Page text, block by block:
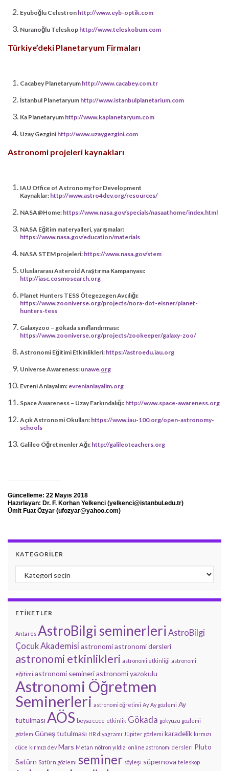
Eyüboğlu Celestron http://www.eyb-optik.com
Nuranoğlu Teleskop http://www.teleskobum.com
Türkiye’deki Planetaryum Firmaları
Cacabey Planetaryum http://www.cacabey.com.tr
İstanbul Planetaryum http://www.istanbulplanetarium.com
Ka Planetaryum http://www.kaplanetaryum.com
Uzay Gezgini http://www.uzaygezgini.com
Astronomi projeleri kaynakları
IAU Office of Astronomy for Development
Kaynaklar: http://www.astro4dev.org/resources/
NASA@Home: https://www.nasa.gov/specials/nasaathome/index.html
NASA Eğitim materyalleri, yarışmalar:
https://www.nasa.gov/education/materials
NASA STEM projeleri: https://www.nasa.gov/stem
Uluslararası Asteroid Araştırma Kampanyası:
http://iasc.cosmosearch.org
Planet Hunters TESS Ötegezegen Avcılığı:
https://www.zooniverse.org/projects/nora-dot-eisner/planet-
hunters-tess
Galaxyzoo – gökada sınıflandırması:
https://www.zooniverse.org/projects/zookeeper/galaxy-zoo/
Astronomi Eğitimi Etkinlikleri: https://astroedu.iau.org
Universe Awareness: unawe.org
Evreni Anlayalım: evrenianlayalim.org
Space Awareness – Uzay Farkındalığı: http://www.space-awareness.org
Açık Astronomi Okulları: https://www.iau-100.org/open-astronomy-
schools
Galileo Öğretmenler Ağı: http://galileoteachers.org
Güncelleme: 22 Mayıs 2018
Hazırlayan: Dr. F. Korhan Yelkenci (yelkenci@istanbul.edu.tr)
Ümit Fuat Özyar (ufozyar@yahoo.com)
KATEGORILER
Kategoriler
ETIKETLER
Antares AstroBilgi seminerleri AstroBilgi
Çocuk Akademisi astronomiastronomi dersleri
astronomi etkinlikleri astronomi etkinliği astronomi
eğitimi astronomi semineriastronomi yazokulu
Astronomi Öğretmen
Seminerleri astronomi öğretimi Ay Ay gözlemi Ay
tutulması AÖS beyaz cüce etkinlik Gökada gökyüzü gözlemi
gözlem Güneş tutulması HR diyagramı Jüpiter gözlemi karadelik kırmızı
cüce kırmızı dev Mars Metan nötron yıldızı online astronomi dersleri Pluto
Satürn Satürn gözlemi seminer söyleşi süpernova teleskop